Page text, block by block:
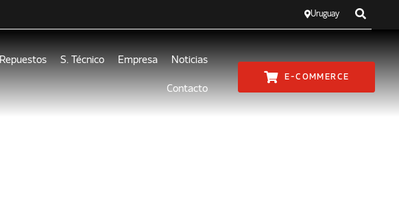
Uruguay
Repuestos S. Técnico Empresa Noticias
Contacto
E-COMMERCE